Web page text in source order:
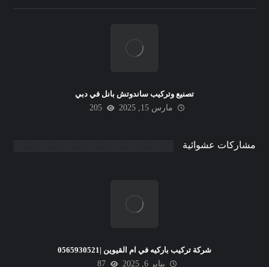
تصنيع وتركيب ساندوتش بانل في دبي
مارس 15, 2025
205
مشاركات عشوائية
شركة تركيب باركيه في ام القيوين |0565930521
يناير 6, 2025
87